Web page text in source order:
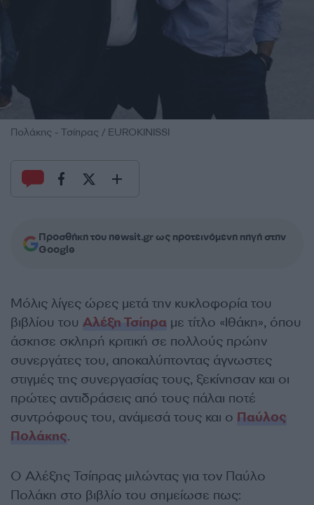
Πολάκης - Τσίπρας / EUROKINISSI
Προσθήκη του newsit.gr ως προτεινόμενη πηγή στην
Google
Μόλις λίγες ώρες μετά την κυκλοφορία του
βιβλίου του Αλέξη Τσίπρα με τίτλο «Ιθάκη», όπου
άσκησε σκληρή κριτική σε πολλούς πρώην
συνεργάτες του, αποκαλύπτοντας άγνωστες
στιγμές της συνεργασίας τους, ξεκίνησαν και οι
πρώτες αντιδράσεις από τους πάλαι ποτέ
συντρόφους του, ανάμεσά τους και ο Παύλος
Πολάκης.
Ο Αλέξης Τσίπρας μιλώντας για τον Παύλο
Πολάκη στο βιβλίο του σημείωσε πως: